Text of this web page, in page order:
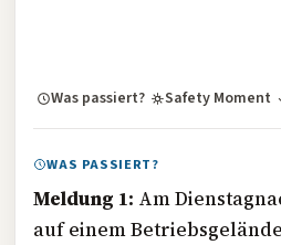
Was passiert? Safety Moment
WAS PASSIERT?
Meldung 1: Am
auf einem